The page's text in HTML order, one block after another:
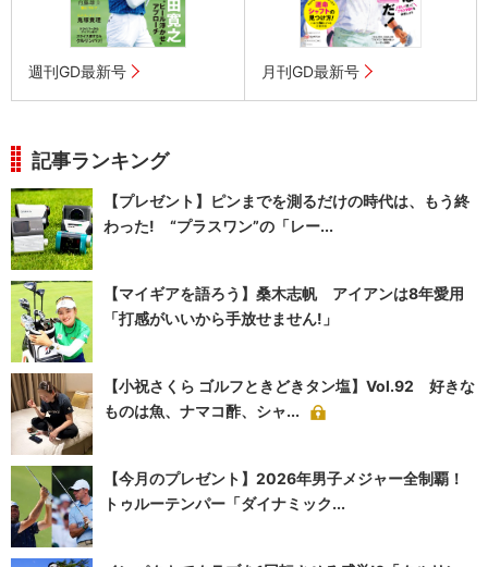
週刊GD最新号 月刊GD最新号
記事ランキング
【プレゼント】ピンまでを測るだけの時代は、もう終
わった! “プラスワン”の「レー...
【マイギアを語ろう】桑木志帆 アイアンは8年愛用
「打感がいいから手放せません!」
【小祝さくら ゴルフときどきタン塩】Vol.92 好きな
ものは魚、ナマコ酢、シャ...
【今月のプレゼント】2026年男子メジャー全制覇！
トゥルーテンパー「ダイナミック...